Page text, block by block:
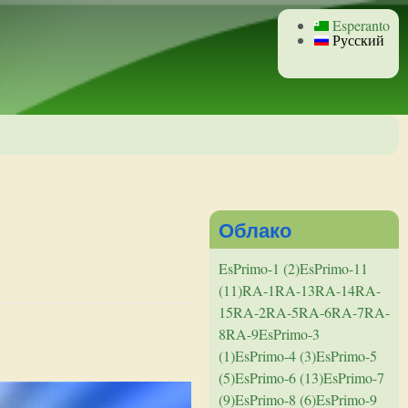
Esperanto
Русский
Облако
EsPrimo-1 (2)EsPrimo-11
(11)RA-1RA-13RA-14RA-
15RA-2RA-5RA-6RA-7RA-
8RA-9EsPrimo-3
(1)EsPrimo-4 (3)EsPrimo-5
(5)EsPrimo-6 (13)EsPrimo-7
(9)EsPrimo-8 (6)EsPrimo-9